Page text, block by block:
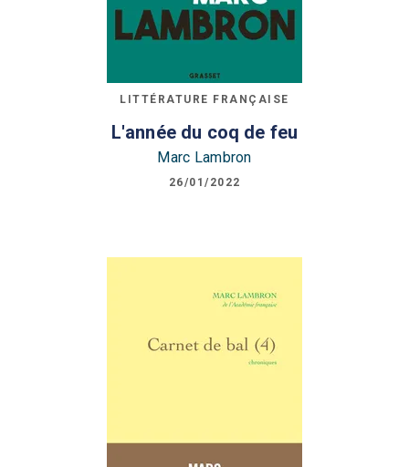
LITTÉRATURE FRANÇAISE
L'année du coq de feu
Marc Lambron
26/01/2022